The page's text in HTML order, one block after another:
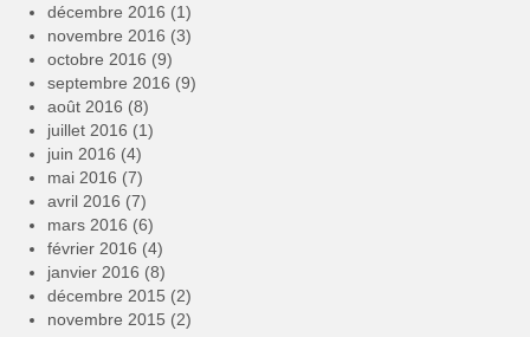
décembre 2016 (1)
novembre 2016 (3)
octobre 2016 (9)
septembre 2016 (9)
août 2016 (8)
juillet 2016 (1)
juin 2016 (4)
mai 2016 (7)
avril 2016 (7)
mars 2016 (6)
février 2016 (4)
janvier 2016 (8)
décembre 2015 (2)
novembre 2015 (2)